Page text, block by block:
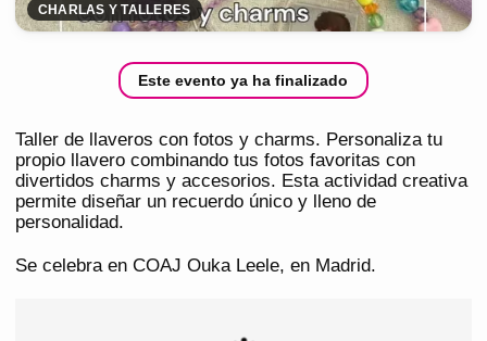
CHARLAS Y TALLERES
Este evento ya ha finalizado
Taller de llaveros con fotos y charms. Personaliza tu
propio llavero combinando tus fotos favoritas con
divertidos charms y accesorios. Esta actividad creativa
permite diseñar un recuerdo único y lleno de
personalidad.
Se celebra en COAJ Ouka Leele, en Madrid.